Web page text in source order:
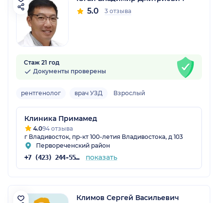
5.0 3 отзыва
Стаж 21 год
Документы проверены
рентгенолог врач УЗД Взрослый
Клиника Примамед
4.094 отзыва
г Владивосток, пр-кт 100-летия Владивостока, д 103
Первореченский район
+7 (423) 244-55-55 показать
Климов Сергей Васильевич